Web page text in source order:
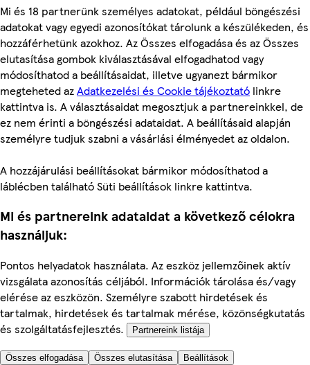
Mi és 18 partnerünk személyes adatokat, például böngészési
adatokat vagy egyedi azonosítókat tárolunk a készülékeden, és
hozzáférhetünk azokhoz. Az Összes elfogadása és az Összes
elutasítása gombok kiválasztásával elfogadhatod vagy
módosíthatod a beállításaidat, illetve ugyanezt bármikor
megteheted azAdatkezelési és Cookie tájékoztató linkre
kattintva is. A választásaidat megosztjuk a partnereinkkel, de
ez nem érinti a böngészési adataidat. A beállításaid alapján
személyre tudjuk szabni a vásárlási élményedet az oldalon.
A hozzájárulási beállításokat bármikor módosíthatod a
láblécben található Süti beállítások linkre kattintva.
Mi és partnereink adataidat a következő célokra
használjuk:
Pontos helyadatok használata. Az eszköz jellemzőinek aktív
vizsgálata azonosítás céljából. Információk tárolása és/vagy
elérése az eszközön. Személyre szabott hirdetések és
tartalmak, hirdetések és tartalmak mérése, közönségkutatás
és szolgáltatásfejlesztés.
Partnereink listája
Összes elfogadása Összes elutasítása Beállítások